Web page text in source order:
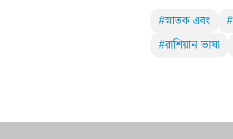
#স্নাতক এবং
#রাশিয়ান ভাষা